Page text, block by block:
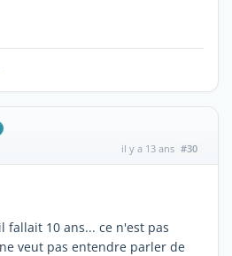
il y a 13 ans #30
fallait 10 ans... ce n'est pas
veut pas entendre parler de